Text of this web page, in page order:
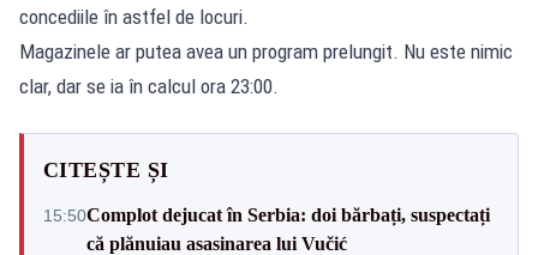
concediile în astfel de locuri.
Magazinele ar putea avea un program prelungit. Nu este nimic
clar, dar se ia în calcul ora 23:00.
CITEȘTE ȘI
15:50Complot dejucat în Serbia: doi bărbați, suspectați
că plănuiau asasinarea lui Vučić